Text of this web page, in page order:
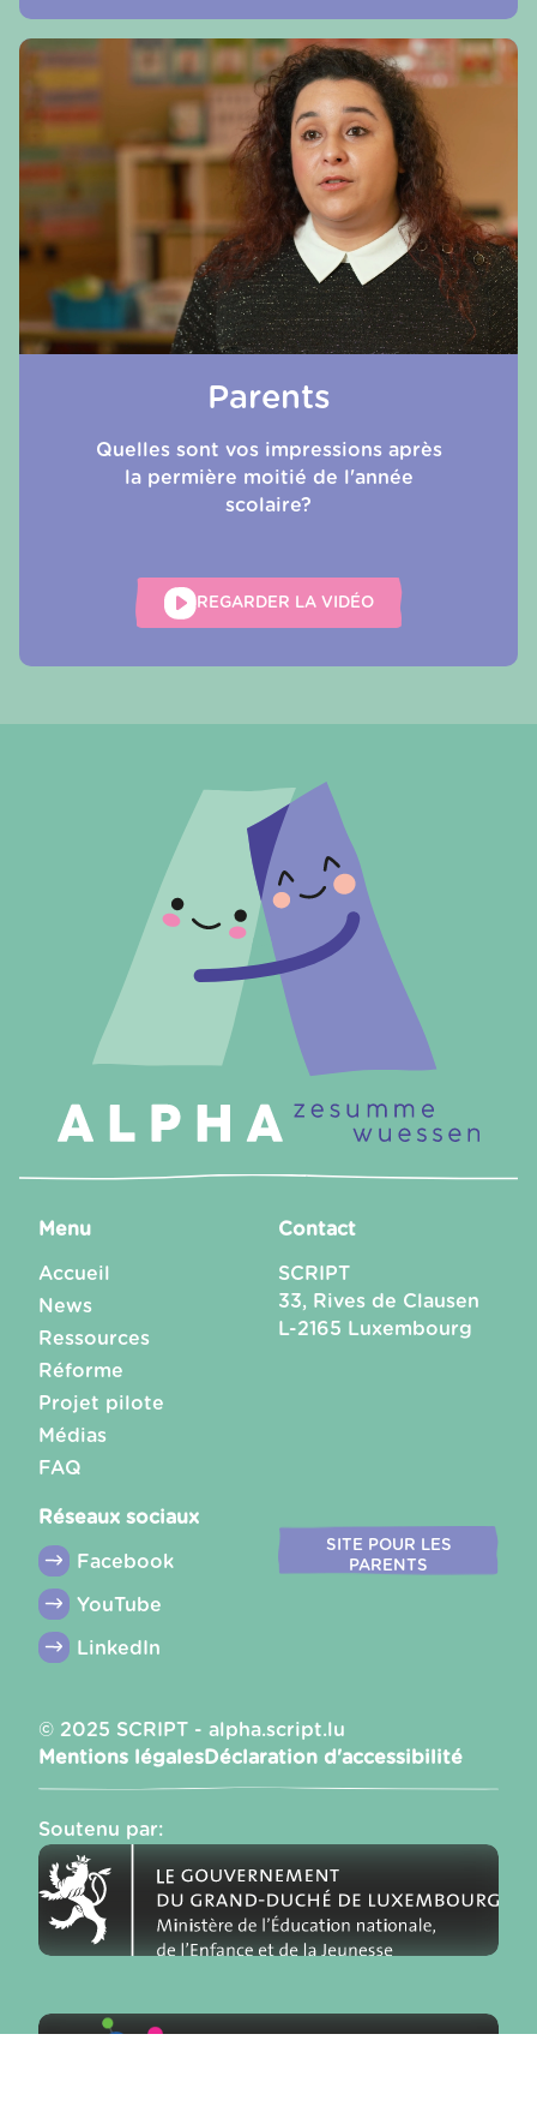
Parents
Quelles sont vos impressions après
la permière moitié de l'année
scolaire?
REGARDER LA VIDÉO
Menu
Accueil
News
Ressources
Réforme
Projet pilote
Médias
FAQ
Contact
SCRIPT
33, Rives de Clausen
L-2165 Luxembourg
Réseaux sociaux
Facebook
YouTube
LinkedIn
SITE POUR LES
PARENTS
© 2025 SCRIPT - alpha.script.lu
Mentions légales Déclaration d'accessibilité
Soutenu par: